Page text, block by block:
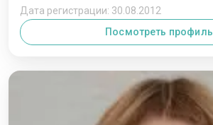
Дата регистрации: 30.08.2012
Посмотреть профиль